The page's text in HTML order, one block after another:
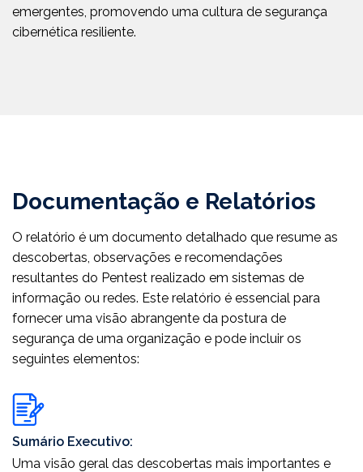
emergentes, promovendo uma cultura de segurança
cibernética resiliente.
Documentação e Relatórios
O relatório é um documento detalhado que resume as
descobertas, observações e recomendações
resultantes do Pentest realizado em sistemas de
informação ou redes. Este relatório é essencial para
fornecer uma visão abrangente da postura de
segurança de uma organização e pode incluir os
seguintes elementos:
Sumário Executivo:
Uma visão geral das descobertas mais importantes e